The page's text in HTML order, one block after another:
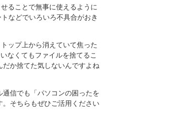
ることで無事に使えるように
などでいろいろ不具合がおき
ップ上から消えていて焦った
なくてもファイルを捨てるこ
か捨てた気しないんですよね
信でも「パソコンの困ったを
そちらもぜひご活用ください